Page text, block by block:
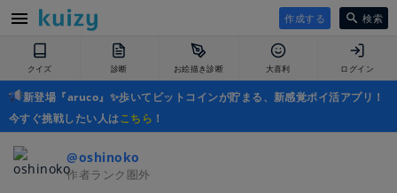
作成する 検索
クイズ 診断 お絵描き診断 大喜利 ログイン
新登場『aruco』✨歩いてビットコインが貯まる、新感覚ポイ活アプリ！
今すぐ挑戦したい人はこちら ！
@oshinoko
作者ランク圏外